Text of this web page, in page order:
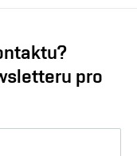
pro